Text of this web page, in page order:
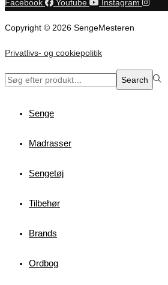
Facebook
Youtube Instagram
Copyright © 2026 SengeMesteren
Privatlivs- og cookiepolitik
Search
Search
Senge
Madrasser
Sengetøj
Tilbehør
Brands
Ordbog